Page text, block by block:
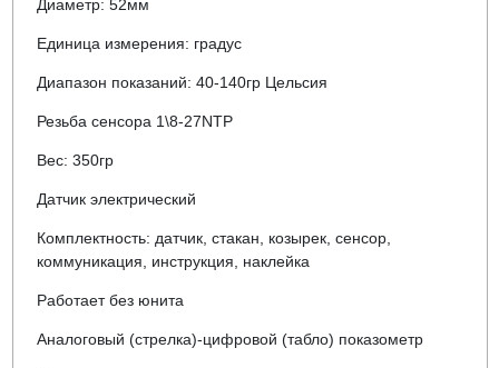
Диаметр: 52мм
Единица измерения: градус
Диапазон показаний: 40-140гр Цельсия
Резьба сенсора 1\8-27NTP
Вес: 350гр
Датчик электрический
Комплектность: датчик, стакан, козырек, сенсор,
коммуникация, инструкция, наклейка
Работает без юнита
Аналоговый (стрелка)-цифровой (табло) показометр